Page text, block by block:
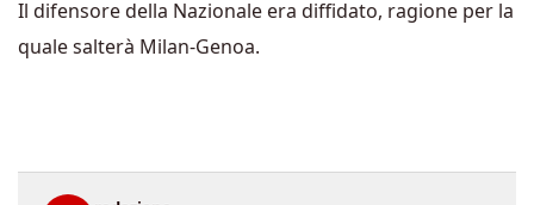
Il difensore della Nazionale era diffidato, ragione per la
quale salterà Milan-Genoa.